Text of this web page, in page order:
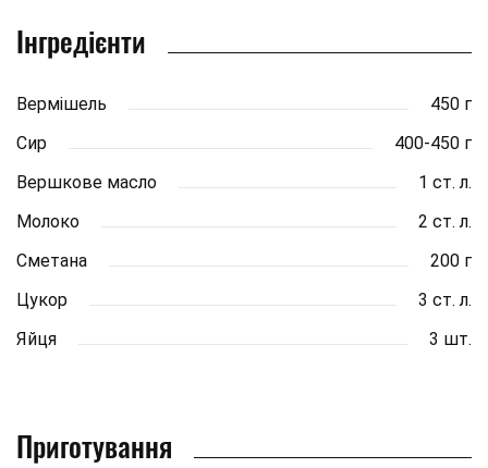
Інгредієнти
Вермішель
450 г
Сир
400-450 г
Вершкове масло
1 ст. л.
Молоко
2 ст. л.
Сметана
200 г
Цукор
3 ст. л.
Яйця
3 шт.
Приготування